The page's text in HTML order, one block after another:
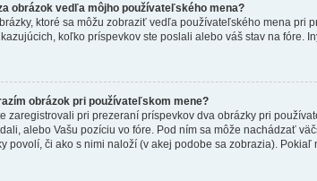
obrázok vedľa môjho používateľského mena?
ktoré sa môžu zobraziť vedľa používateľského mena pri
koľko príspevkov ste poslali alebo váš stav na fóre.
obrázok pri používateľskom mene?
zaregistrovali pri prezeraní príspevkov dva obrázky pri
alebo Vašu pozíciu vo fóre. Pod ním sa môže nachádzať
povolí, či ako s nimi naloží (v akej podobe sa zobrazia).